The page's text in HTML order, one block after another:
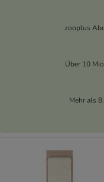
zooplus
Über 10
Mehr als